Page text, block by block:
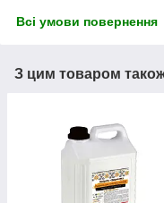
Всі умови повернення
З цим товаром